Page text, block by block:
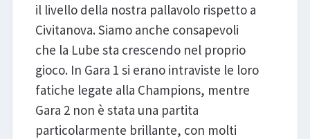
il livello della nostra pallavolo rispetto a
Civitanova. Siamo anche consapevoli
che la Lube sta crescendo nel proprio
gioco. In Gara 1 si erano intraviste le loro
fatiche legate alla Champions, mentre
Gara 2 non è stata una partita
particolarmente brillante, con molti